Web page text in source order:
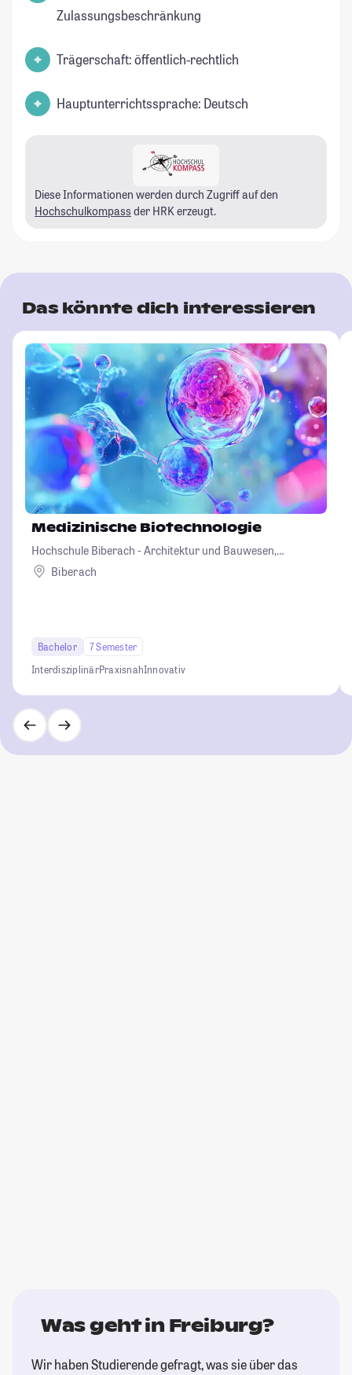
Zulassungsbeschränkung
Trägerschaft: öffentlich-rechtlich
Hauptunterrichtssprache: Deutsch
Diese Informationen werden durch Zugriff auf den
Hochschulkompass der HRK erzeugt.
Das könnte dich interessieren
Medizinische Biotechnologie
Hochschule Biberach - Architektur und Bauwesen,
Betriebswirtschaft und Biotechnologie
Biberach
Bachelor
7 Semester
InterdisziplinärPraxisnahInnovativ
Was geht in Freiburg?
Wir haben Studierende gefragt, was sie über das